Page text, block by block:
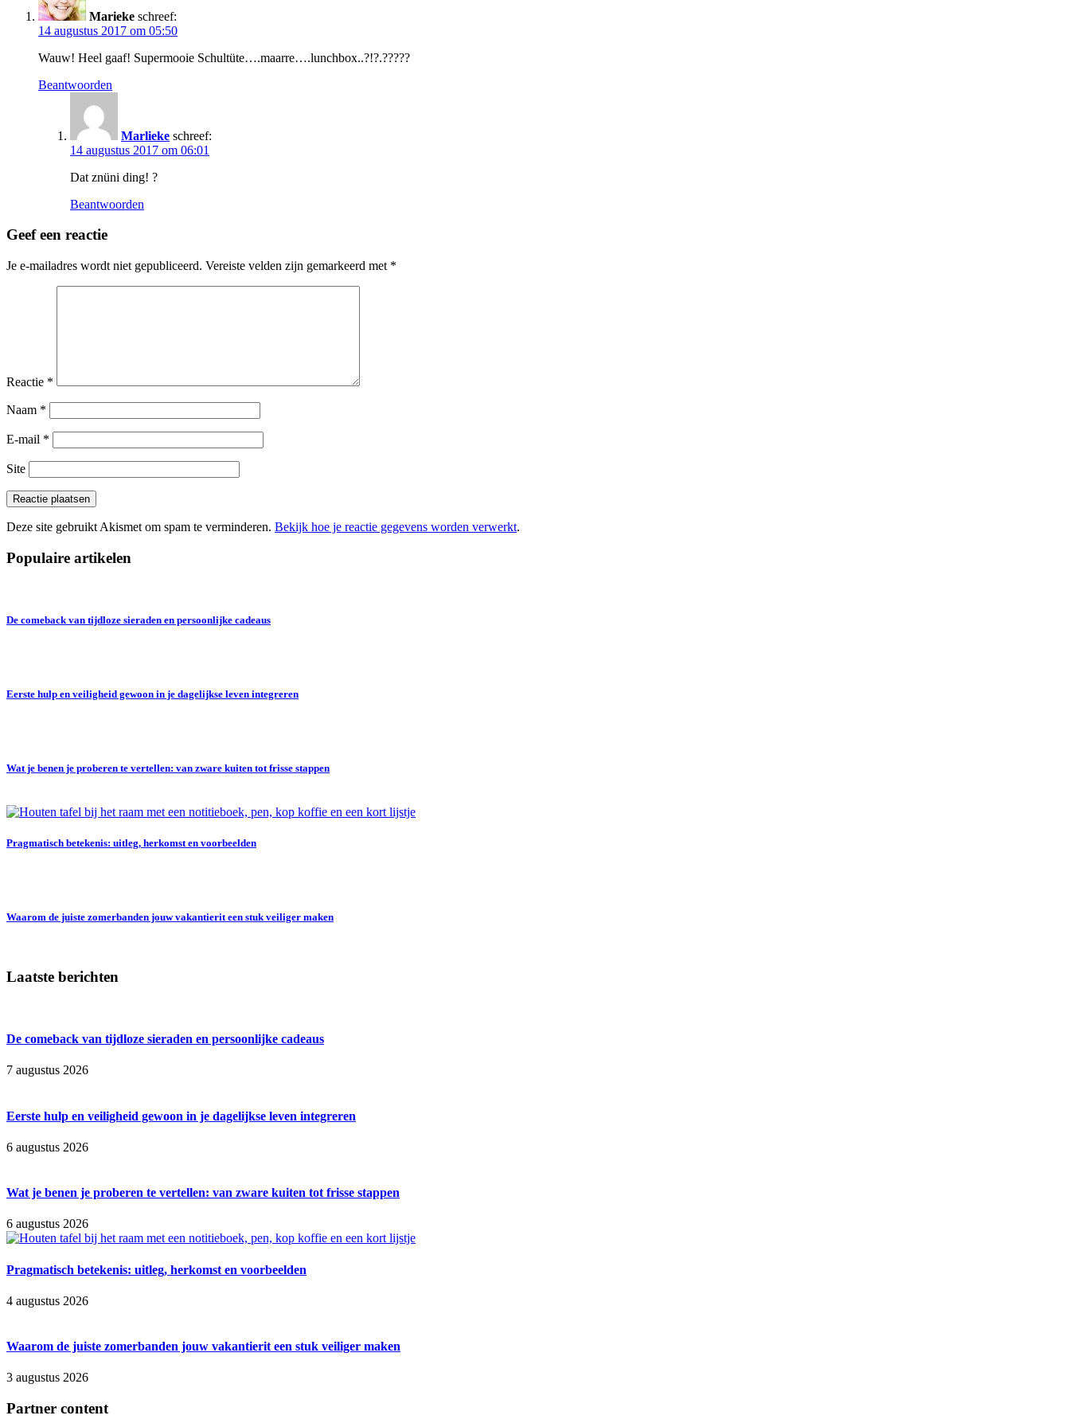
Marieke schreef:
14 augustus 2017 om 05:50
Wauw! Heel gaaf! Supermooie Schultüte….maarre….lunchbox..?!?.?????
Beantwoorden
Marlieke schreef:
14 augustus 2017 om 06:01
Dat znüni ding! ?
Beantwoorden
Geef een reactie
Je e-mailadres wordt niet gepubliceerd. Vereiste velden zijn gemarkeerd met *
Reactie *
Naam *
E-mail *
Site
Deze site gebruikt Akismet om spam te verminderen. Bekijk hoe je reactie gegevens worden verwerkt.
Populaire artikelen
De comeback van tijdloze sieraden en persoonlijke cadeaus
Eerste hulp en veiligheid gewoon in je dagelijkse leven integreren
Wat je benen je proberen te vertellen: van zware kuiten tot frisse stappen
Pragmatisch betekenis: uitleg, herkomst en voorbeelden
Waarom de juiste zomerbanden jouw vakantierit een stuk veiliger maken
Laatste berichten
De comeback van tijdloze sieraden en persoonlijke cadeaus
7 augustus 2026
Eerste hulp en veiligheid gewoon in je dagelijkse leven integreren
6 augustus 2026
Wat je benen je proberen te vertellen: van zware kuiten tot frisse stappen
6 augustus 2026
Pragmatisch betekenis: uitleg, herkomst en voorbeelden
4 augustus 2026
Waarom de juiste zomerbanden jouw vakantierit een stuk veiliger maken
3 augustus 2026
Partner content